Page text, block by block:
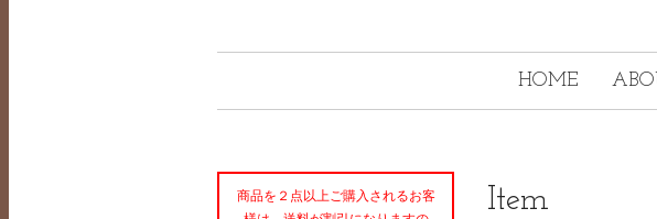
HOME
Item
商品を２点以上ご購入されるお客